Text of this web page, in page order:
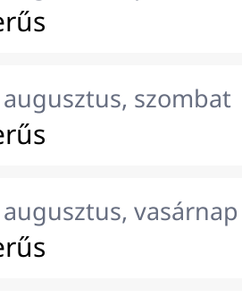
augusztus, szombat
augusztus, vasárnap